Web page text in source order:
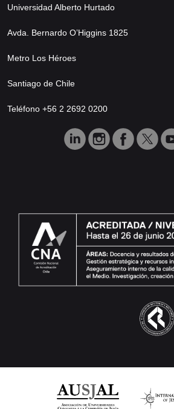
Universidad Alberto Hurtado
Avda. Bernardo O’Higgins 1825
Metro Los Héroes
Santiago de Chile
Teléfono +56 2 2692 0200